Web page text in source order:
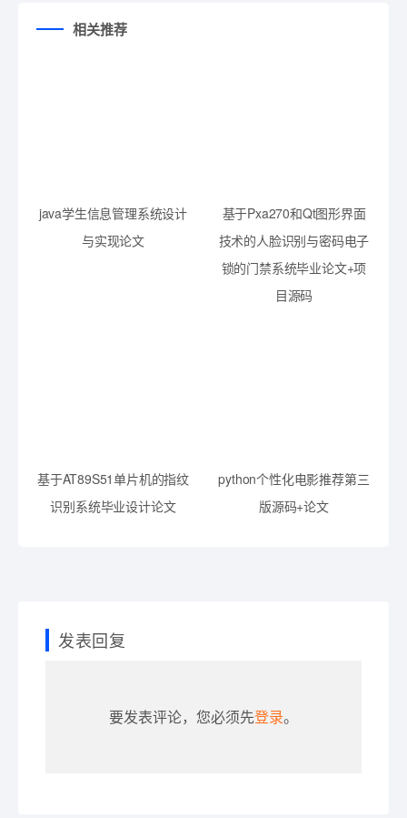
相关推荐
java学生信息管理系统设计
与实现论文
基于Pxa270和Qt图形界面
技术的人脸识别与密码电子
锁的门禁系统毕业论文+项
目源码
基于AT89S51单片机的指纹
识别系统毕业设计论文
python个性化电影推荐第三
版源码+论文
发表回复
要发表评论，您必须先登录。